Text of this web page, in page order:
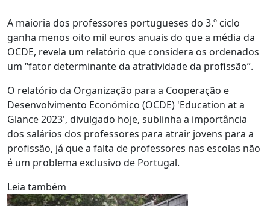
A maioria dos professores portugueses do 3.º ciclo
ganha menos oito mil euros anuais do que a média da
OCDE, revela um relatório que considera os ordenados
um “fator determinante da atratividade da profissão”.
O relatório da Organização para a Cooperação e
Desenvolvimento Económico (OCDE) 'Education at a
Glance 2023', divulgado hoje, sublinha a importância
dos salários dos professores para atrair jovens para a
profissão, já que a falta de professores nas escolas não
é um problema exclusivo de Portugal.
Leia também